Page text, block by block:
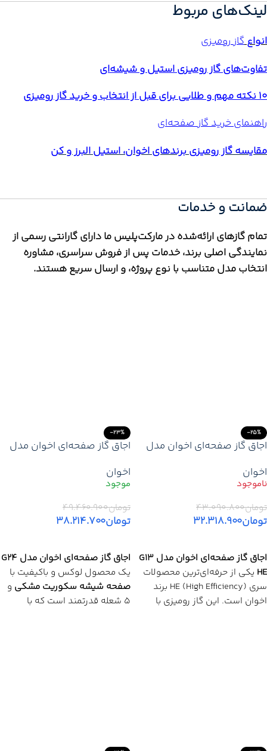
لینک‌های مربوط
انواعگاز رومیزی
تفاوت‌های گاز رومیزی استیل و شیشه‌ای
10 نکته مهم و طلایی برای قبل از انتخاب و خرید گاز رومیزی
راهنمای خرید گاز صفحه‌ای
مقایسه گاز رومیزی برندهای اخوان، استیل البرز و کن
ضمانت و خدمات
تمام گازهای ارائه‌شده در مارکت‌پلیس ما دارای گارانتی رسمی از
نمایندگی اصلی برند، خدمات پس از فروش سراسری، مشاوره
انتخاب مدل متناسب با نوع پروژه، و ارسال سریع هستند.
-25%
اجاق گاز صفحه‌ای اخوان مدل
شبکه چدنی مقاوم
اخوان
تومان۴۳.۰۹۰.۸۰۰
تومان۳۲.۳۱۸.۹۰۰
اجاق گاز صفحه‌ای اخوان مدل G13
HE یکی از حرفه‌ای‌ترین محصولات
سری HE (High Efficiency) برند
اخوان است. این گاز رومیزی با
خوردگی
-23%
اجاق گاز صفحه‌ای اخوان مدل
بالا | 5 شعله
اخوان
تومان۴۹.۴۶۰.۹۰۰
تومان۳۸.۲۱۴.۷۰۰
اجاق گاز صفحه‌ای اخوان مدل G24
یک محصول لوکس و باکیفیت با
صفحه شیشه سکوریت مشکی و
۵ شعله قدرتمند است که با
مدیریت همزمان پخت‌وپز